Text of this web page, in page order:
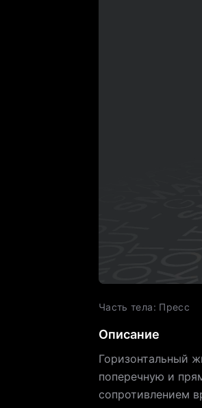
Часть тела: Пресс
Описание
Горизонтальный
поперечную и
сопротивлением